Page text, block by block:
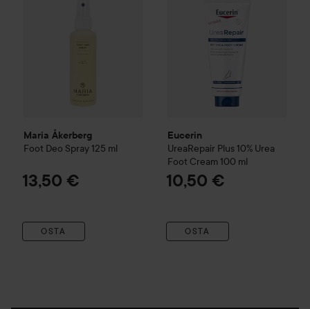
Maria Åkerberg
Foot Deo Spray 125 ml
13,50 €
OSTA
Eucerin
UreaRepair Plus 10% Urea
Foot Cream 100 ml
10,50 €
OSTA